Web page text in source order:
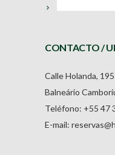
CONTACTO /
Calle Holanda,
Balneário
Teléfono: +55 47
E-mail: